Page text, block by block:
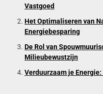
Vastgoed
Het Optimaliseren van
Energiebesparing
De Rol van
Milieubewustzijn
Verduurzaam je